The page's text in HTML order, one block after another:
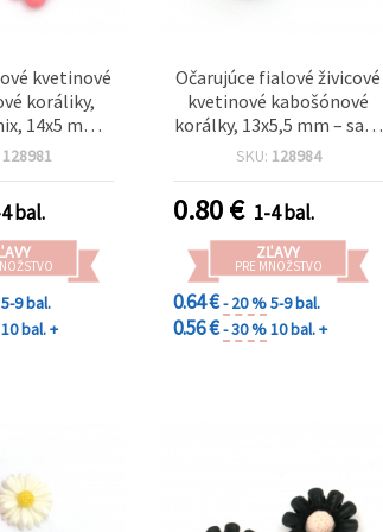
kvetinové
koráliky,
14x5 mm –
kusov
128981
bal.
5-9 bal.
10 bal. +
Očarujúce fialové živicové
kvetinové kabošónové
korálky, 13x5,5 mm – sada
10 elegantných kusov na
tvorenie
SKU: 128984
0.80€ 1-4 bal.
ZĽAVY
PRE MNOŽSTVO
0.64 €- 20 %5-9 bal.
0.56 €- 30 %10 bal. +